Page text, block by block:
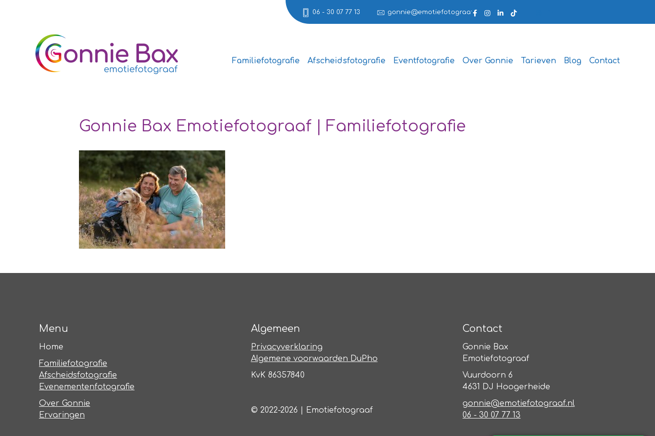
06 - 30 07 77 13 gonnie@emotiefotograaf.nl
Familiefotografie Afscheidsfotografie Eventfotografie Over Gonnie Tarieven Blog Contact
Gonnie Bax Emotiefotograaf | Familiefotografie
Menu
Home
Familiefotografie
Afscheidsfotografie
Evenementenfotografie
Over Gonnie
Ervaringen
Algemeen
Privacyverklaring
Algemene voorwaarden DuPho
KvK 86357840
© 2022-2026 | Emotiefotograaf
Contact
Gonnie Bax
Emotiefotograaf
Vuurdoorn 6
4631 DJ Hoogerheide
gonnie@emotiefotograaf.nl
06 - 30 07 77 13